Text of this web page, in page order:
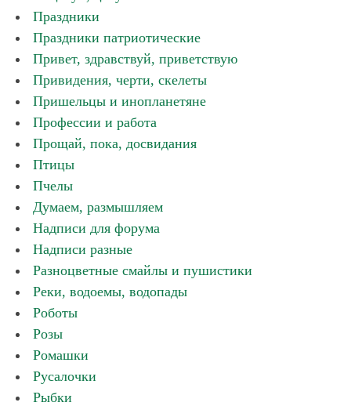
Праздники
Праздники патриотические
Привет, здравствуй, приветствую
Привидения, черти, скелеты
Пришельцы и инопланетяне
Профессии и работа
Прощай, пока, досвидания
Птицы
Пчелы
Думаем, размышляем
Надписи для форума
Надписи разные
Разноцветные смайлы и пушистики
Реки, водоемы, водопады
Роботы
Розы
Ромашки
Русалочки
Рыбки